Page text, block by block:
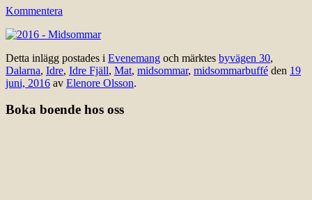
Kommentera
Detta inlägg postades i Evenemang och märktes byvägen 30,
Dalarna, Idre, Idre Fjäll, Mat, midsommar, midsommarbuffé den 19
juni, 2016 av Elenore Olsson.
Boka boende hos oss